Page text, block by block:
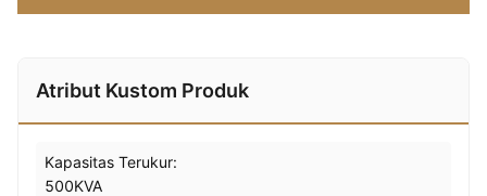
Atribut Kustom Produk
Kapasitas Terukur:
500KVA